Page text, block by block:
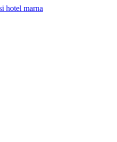
hotel marna